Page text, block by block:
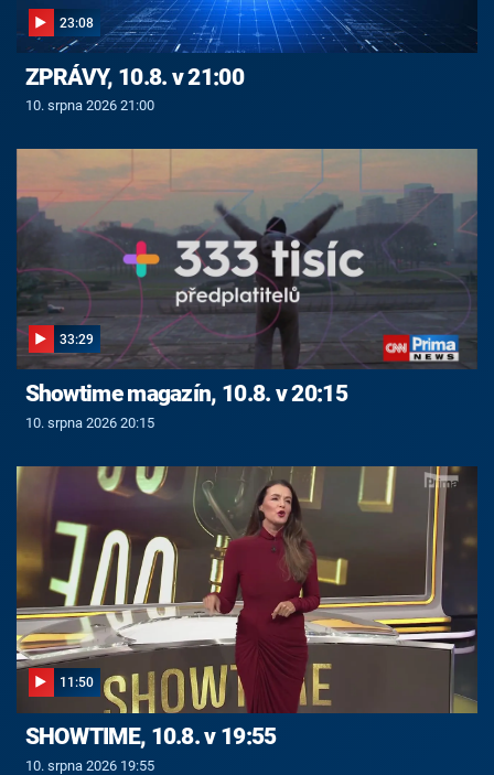
23:08
ZPRÁVY, 10.8. v 21:00
10. srpna 2026 21:00
33:29
Showtime magazín, 10.8. v 20:15
10. srpna 2026 20:15
11:50
SHOWTIME, 10.8. v 19:55
10. srpna 2026 19:55